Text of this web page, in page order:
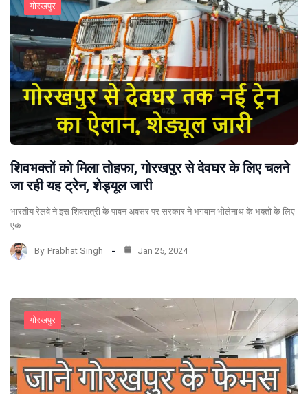
गोरखपुर
शिवभक्तों को मिला तोहफा, गोरखपुर से देवघर के लिए चलने
जा रही यह ट्रेन, शेड्यूल जारी
भारतीय रेलवे ने इस शिवरात्री के पावन अवसर पर सरकार ने भगवान भोलेनाथ के भक्तो के लिए
एक…
By Prabhat Singh Jan 25, 2024
गोरखपुर